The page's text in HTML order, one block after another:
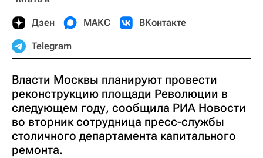
Дзен МАКС ВКонтакте
Telegram
Власти Москвы планируют провести
реконструкцию площади Революции в
следующем году, сообщила РИА Новости
во вторник сотрудница пресс-службы
столичного департамента капитального
ремонта.